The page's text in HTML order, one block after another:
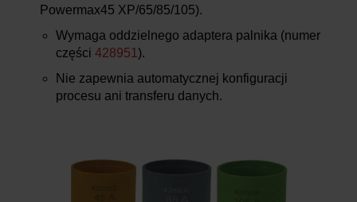
Powermax45 XP/65/85/105).
Wymaga oddzielnego adaptera palnika (numer
części 428951 ).
Nie zapewnia automatycznej konfiguracji
procesu ani transferu danych.